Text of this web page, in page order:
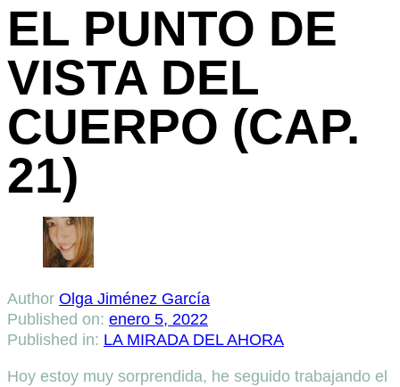
EL PUNTO DE
VISTA DEL
CUERPO (CAP.
21)
Author Olga Jiménez García
Published on: enero 5, 2022
Published in: LA MIRADA DEL AHORA
Hoy estoy muy sorprendida, he seguido trabajando el